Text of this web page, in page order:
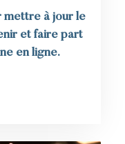
mettre à jour le
et faire part
en ligne.